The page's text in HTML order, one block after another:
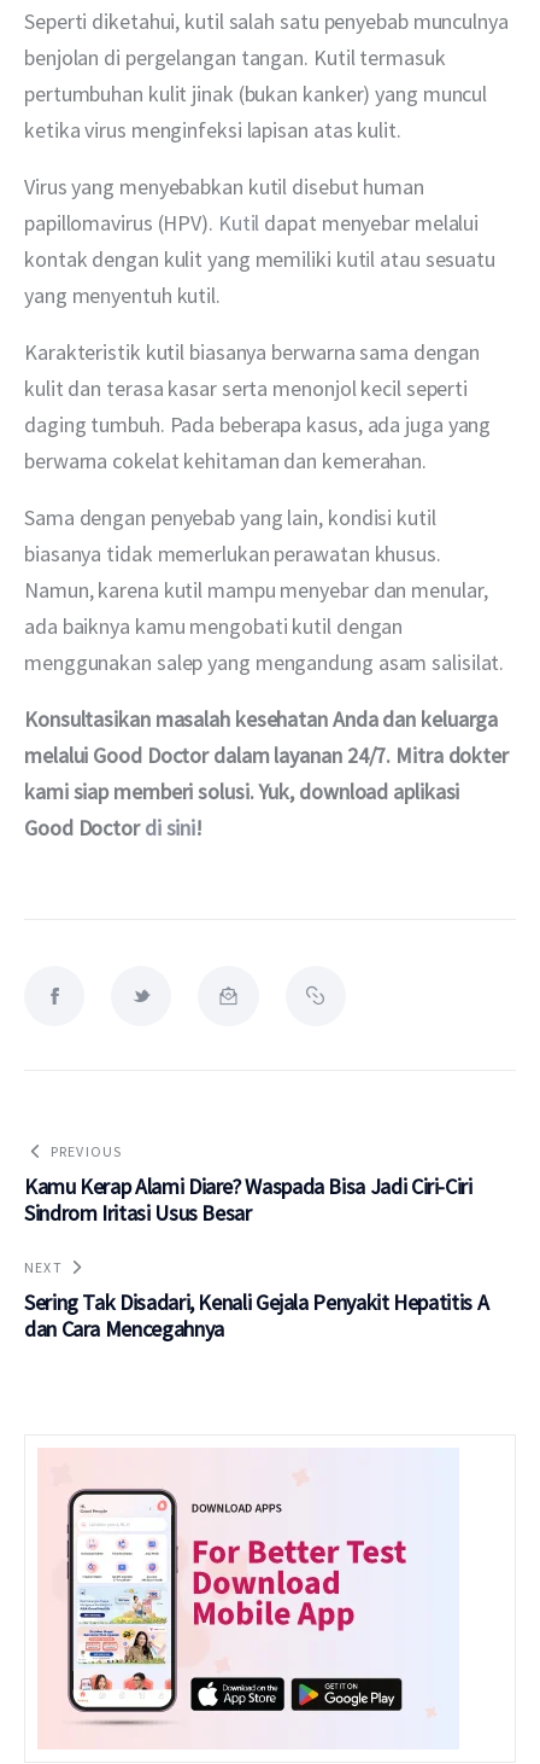
Seperti diketahui, kutil salah satu penyebab munculnya
benjolan di pergelangan tangan. Kutil termasuk
pertumbuhan kulit jinak (bukan kanker) yang muncul
ketika virus menginfeksi lapisan atas kulit.
Virus yang menyebabkan kutil disebut human
papillomavirus (HPV). Kutil dapat menyebar melalui
kontak dengan kulit yang memiliki kutil atau sesuatu
yang menyentuh kutil.
Karakteristik kutil biasanya berwarna sama dengan
kulit dan terasa kasar serta menonjol kecil seperti
daging tumbuh. Pada beberapa kasus, ada juga yang
berwarna cokelat kehitaman dan kemerahan.
Sama dengan penyebab yang lain, kondisi kutil
biasanya tidak memerlukan perawatan khusus.
Namun, karena kutil mampu menyebar dan menular,
ada baiknya kamu mengobati kutil dengan
menggunakan salep yang mengandung asam salisilat.
Konsultasikan masalah kesehatan Anda dan keluarga
melalui Good Doctor dalam layanan 24/7. Mitra dokter
kami siap memberi solusi. Yuk, download aplikasi
Good Doctor di sini!
PREVIOUS
Kamu Kerap Alami Diare? Waspada Bisa Jadi Ciri-Ciri
Sindrom Iritasi Usus Besar
NEXT
Sering Tak Disadari, Kenali Gejala Penyakit Hepatitis A
dan Cara Mencegahnya